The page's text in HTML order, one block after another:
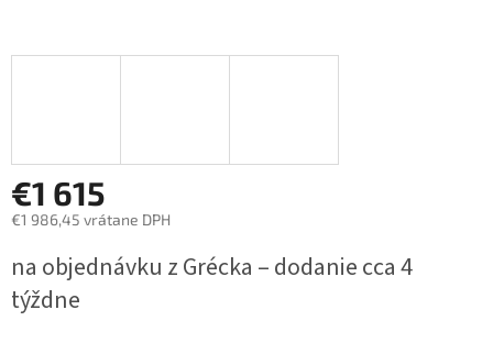
€1 615
€1 986,45 vrátane DPH
cena:
na objednávku z Grécka – dodanie cca 4
týždne